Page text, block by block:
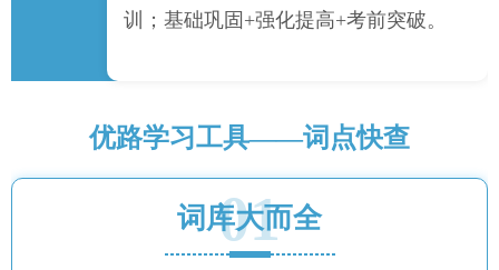
训；基础巩固+强化提高+考前突破。
优路学习工具——词点快查
词库大而全
01